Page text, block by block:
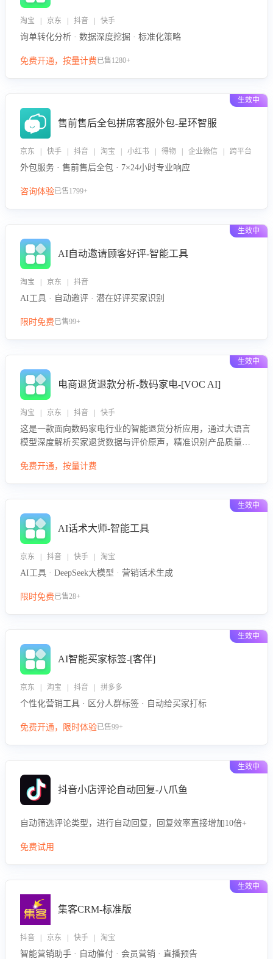
淘宝 | 京东 | 抖音 | 快手
询单转化分析 · 数据深度挖掘 · 标准化策略
免费开通，按量计费已售1280+
生效中
售前售后全包拼席客服外包-星环智服
京东 | 快手 | 抖音 | 淘宝 | 小红书 | 得物 | 企业微信 | 跨平台
外包服务 · 售前售后全包 · 7×24小时专业响应
咨询体验已售1799+
生效中
AI自动邀请顾客好评-智能工具
淘宝 | 京东 | 抖音
AI工具 · 自动邀评 · 潜在好评买家识别
限时免费已售99+
生效中
电商退货退款分析-数码家电-[VOC AI]
淘宝 | 京东 | 抖音 | 快手
这是一款面向数码家电行业的智能退货分析应用，通过大语言
模型深度解析买家退货数据与评价原声，精准识别产品质量、
议，通过挖掘用户痛点驱动产品迭代，从根本上降低退货率，
免费开通，按量计费
生效中
AI话术大师-智能工具
京东 | 抖音 | 快手 | 淘宝
AI工具 · DeepSeek大模型 · 营销话术生成
限时免费已售28+
生效中
AI智能买家标签-[客伴]
京东 | 淘宝 | 抖音 | 拼多多
个性化营销工具 · 区分人群标签 · 自动给买家打标
免费开通，限时体验已售99+
生效中
抖音小店评论自动回复-八爪鱼
自动筛选评论类型，进行自动回复，回复效率直接增加10倍+
免费试用
生效中
集客CRM-标准版
抖音 | 京东 | 快手 | 淘宝
智能营销助手 · 自动催付 · 会员营销 · 直播预告